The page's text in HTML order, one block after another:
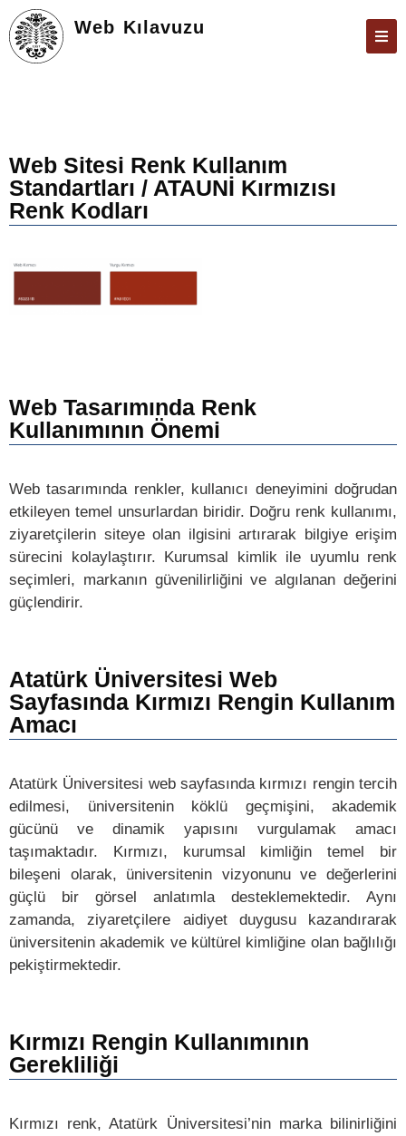
Web Kılavuzu
WEB KILAVUZU
Web Sitesi Renk Kullanım
Standartları / ATAUNİ Kırmızısı
Renk Kodları
Web Tasarımında Renk
Kullanımının Önemi
Web tasarımında renkler, kullanıcı deneyimini doğrudan
etkileyen temel unsurlardan biridir. Doğru renk kullanımı,
ziyaretçilerin siteye olan ilgisini artırarak bilgiye erişim
sürecini kolaylaştırır. Kurumsal kimlik ile uyumlu renk
seçimleri, markanın güvenilirliğini ve algılanan değerini
güçlendirir.
Atatürk Üniversitesi Web
Sayfasında Kırmızı Rengin Kullanım
Amacı
Atatürk Üniversitesi web sayfasında kırmızı rengin tercih
edilmesi, üniversitenin köklü geçmişini, akademik
gücünü ve dinamik yapısını vurgulamak amacı
taşımaktadır. Kırmızı, kurumsal kimliğin temel bir
bileşeni olarak, üniversitenin vizyonunu ve değerlerini
güçlü bir görsel anlatımla desteklemektedir. Aynı
zamanda, ziyaretçilere aidiyet duygusu kazandırarak
üniversitenin akademik ve kültürel kimliğine olan bağlılığı
pekiştirmektedir.
Kırmızı Rengin Kullanımının
Gerekliliği
Kırmızı renk, Atatürk Üniversitesi’nin marka bilinirliğini